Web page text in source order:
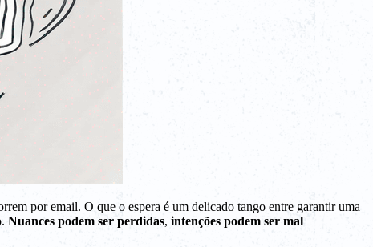
por email. O que o espera é um delicado tango entre garantir uma
Nuances podem ser perdidas, intenções podem ser mal